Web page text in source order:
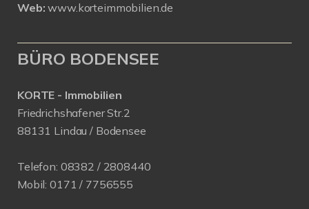
Web: www.korteimmobilien.de
BÜRO BODENSEE
KORTE - Immobilien
Friedrichshafener Str.2
88131 Lindau / Bodensee
Telefon: 08382 / 2808440
Mobil: 0171 / 7756555